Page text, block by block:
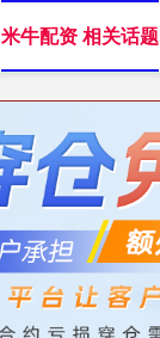
米牛配资
米牛配资 相关话题